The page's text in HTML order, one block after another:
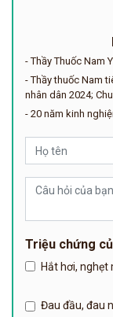
- Thầy Thuốc Nam Y
- Thầy thuốc Nam
nhân dân 2024;
- 20 năm kinh
Triệu chứng
Hắt hơi, nghẹt
Đau đầu, đau